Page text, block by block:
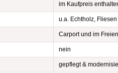
im Kaufpreis
u.a. Echtholz, Fliesen
Carport und im Freien
nein
gepflegt &